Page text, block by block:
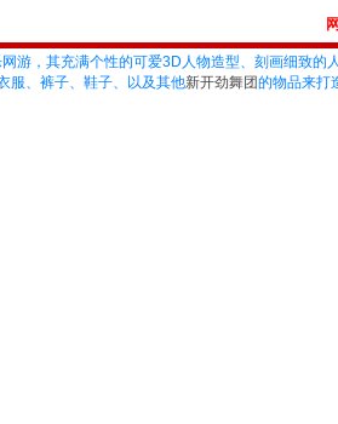
游，其充满个性的可爱3D人物造型、刻画细致
服、裤子、鞋子、以及其他新开劲舞团的物品来打